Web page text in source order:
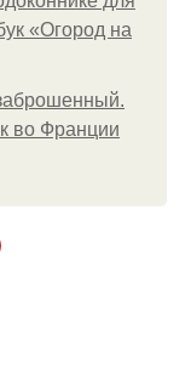
«Огород на
во Франции